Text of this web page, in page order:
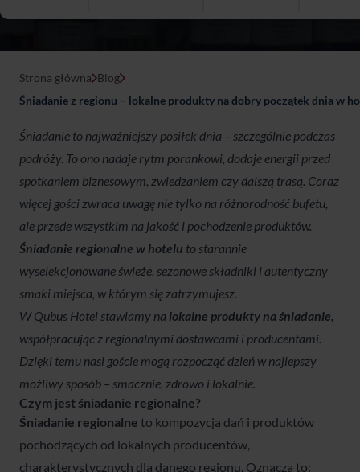
Strona główna Blog
Śniadanie z regionu – lokalne produkty na dobry początek dnia w
Śniadanie to najważniejszy posiłek dnia – szczególnie podczas
podróży. To ono nadaje rytm porankowi, dodaje energii przed
spotkaniem biznesowym, zwiedzaniem czy dalszą trasą. Coraz
więcej gości zwraca uwagę nie tylko na różnorodność bufetu,
ale przede wszystkim na jakość i pochodzenie produktów.
Śniadanie regionalne w hotelu to starannie
wyselekcjonowane świeże, sezonowe składniki i autentyczny
smaki miejsca, w którym się zatrzymujesz.
W Qubus Hotel stawiamy na lokalne produkty na śniadanie,
współpracując z regionalnymi dostawcami i producentami.
Dzięki temu nasi goście mogą rozpocząć dzień w najlepszy
możliwy sposób – smacznie, zdrowo i lokalnie.
Czym jest śniadanie regionalne?
Śniadanie regionalne to kompozycja dań i produktów
pochodzących od lokalnych producentów,
charakterystycznych dla danego regionu. Oznacza to: